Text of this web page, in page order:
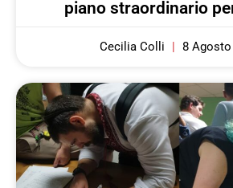
piano straordinario
Cecilia Colli 8 Agosto